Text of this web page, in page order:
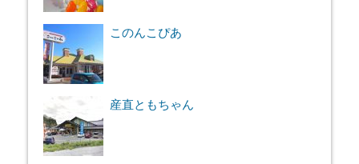
このんこぴあ
産直ともちゃん